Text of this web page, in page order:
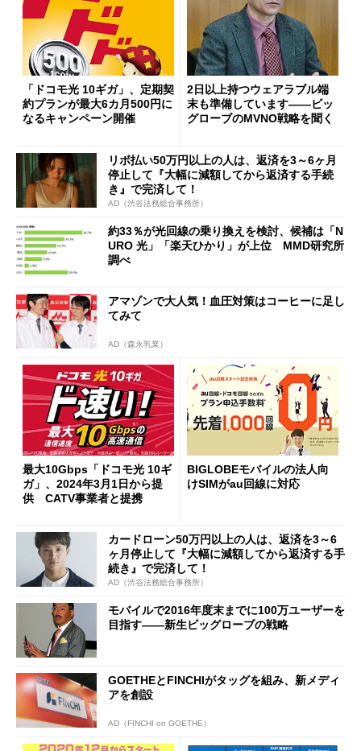
「ドコモ光 10ギガ」、定期契
約プランが最大6カ月500円に
なるキャンペーン開催
2日以上持つウェアラブル端
末も準備しています――ビッ
グローブのMVNO戦略を聞く
リボ払い50万円以上の人は、返済を3～6ヶ月
停止して『大幅に減額してから返済する手続
き』で完済して！
AD（渋谷法務総合事務所）
約33％が光回線の乗り換えを検討、候補は「N
URO 光」「楽天ひかり」が上位 MMD研究所
調べ
アマゾンで大人気！血圧対策はコーヒーに足し
てみて
AD（森永乳業）
最大10Gbps「ドコモ光 10ギ
ガ」、2024年3月1日から提
供 CATV事業者と提携
BIGLOBEモバイルの法人向
けSIMがau回線に対応
カードローン50万円以上の人は、返済を3～6
ヶ月停止して『大幅に減額してから返済する手
続き』で完済して！
AD（渋谷法務総合事務所）
モバイルで2016年度末までに100万ユーザーを
目指す――新生ビッグローブの戦略
GOETHEとFINCHIがタッグを組み、新メディ
アを創設
AD（FINCHI on GOETHE）